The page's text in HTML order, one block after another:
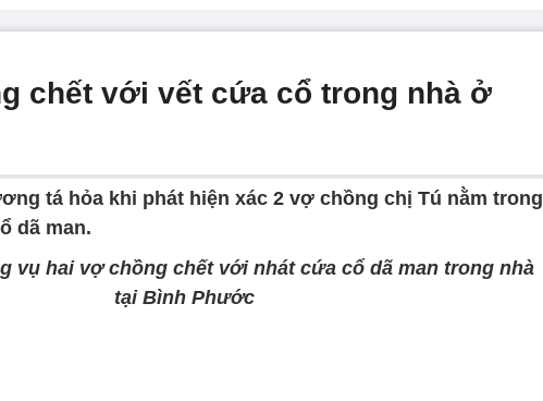
chết với vết cứa cổ trong nhà ở
tá hỏa khi phát hiện xác 2 vợ chồng chị Tú nằm trong
dã man.
vụ hai vợ chồng chết với nhát cứa cổ dã man trong nhà
tại Bình Phước